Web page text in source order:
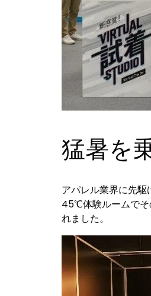
猛暑を
アパレル業界に先
45℃体験ルームでそ
れました。